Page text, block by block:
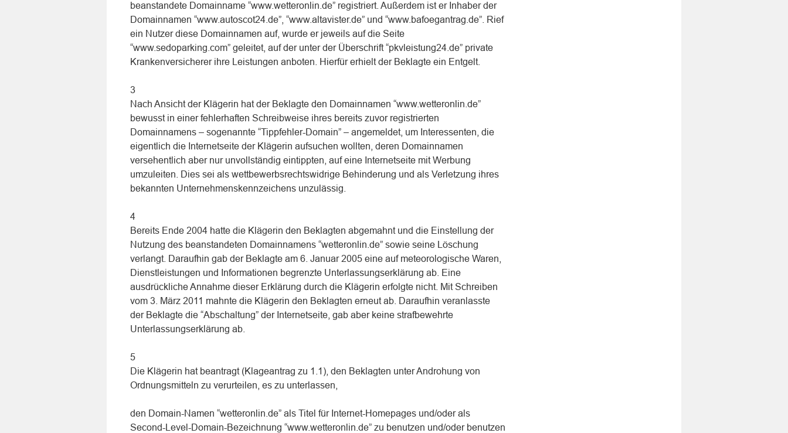
beanstandete Domainname “www.wetteronlin.de” registriert. Außerdem ist er Inhaber der
Domainnamen “www.autoscot24.de”, “www.altavister.de” und “www.bafoegantrag.de”. Rief
ein Nutzer diese Domainnamen auf, wurde er jeweils auf die Seite
“www.sedoparking.com” geleitet, auf der unter der Überschrift “pkvleistung24.de” private
Krankenversicherer ihre Leistungen anboten. Hierfür erhielt der Beklagte ein Entgelt.
3
Nach Ansicht der Klägerin hat der Beklagte den Domainnamen “www.wetteronlin.de”
bewusst in einer fehlerhaften Schreibweise ihres bereits zuvor registrierten
Domainnamens – sogenannte “Tippfehler-Domain” – angemeldet, um Interessenten, die
eigentlich die Internetseite der Klägerin aufsuchen wollten, deren Domainnamen
versehentlich aber nur unvollständig eintippten, auf eine Internetseite mit Werbung
umzuleiten. Dies sei als wettbewerbsrechtswidrige Behinderung und als Verletzung ihres
bekannten Unternehmenskennzeichens unzulässig.
4
Bereits Ende 2004 hatte die Klägerin den Beklagten abgemahnt und die Einstellung der
Nutzung des beanstandeten Domainnamens “wetteronlin.de” sowie seine Löschung
verlangt. Daraufhin gab der Beklagte am 6. Januar 2005 eine auf meteorologische Waren,
Dienstleistungen und Informationen begrenzte Unterlassungserklärung ab. Eine
ausdrückliche Annahme dieser Erklärung durch die Klägerin erfolgte nicht. Mit Schreiben
vom 3. März 2011 mahnte die Klägerin den Beklagten erneut ab. Daraufhin veranlasste
der Beklagte die “Abschaltung” der Internetseite, gab aber keine strafbewehrte
Unterlassungserklärung ab.
5
Die Klägerin hat beantragt (Klageantrag zu 1.1), den Beklagten unter Androhung von
Ordnungsmitteln zu verurteilen, es zu unterlassen,
den Domain-Namen “wetteronlin.de” als Titel für Internet-Homepages und/oder als
Second-Level-Domain-Bezeichnung “www.wetteronlin.de” zu benutzen und/oder benutzen